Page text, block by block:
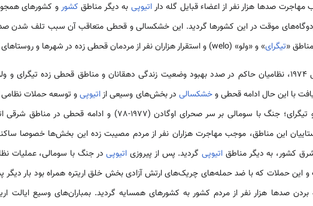
صدها هزار نفر از اعضاء قبایل گله داراتیوپیبه دیگر مناطق کشورو کشورهای
موقت در این کشورها گردید. این خشکسالی و قحطی متعاقب آن سبب تلف شدن
تیگرای» و «ولو» (welo) و استقرار هزاران نفر از مردمان قحطی زده در شهرها و روستاهای کشور شد.
پس از کودتای سال 1974، نظامیان حاکم در صدد بهبود وضعیت زندگی دهقانان و مناطق قحطی زده
با این حال ادامه قحطی وخشکسالی در بخش‌های وسیعی ازاتیوپیو توسعه حملات
این مناطق، موجب مهاجرت هزاران نفر از مردم مصیبت زده این بخش‌ها خصوصا
کشور، به دیگر مناطق اتیوپی گردید. پس از پیروزی اتیوپیدر جنگ با سومالی، عملیات
و این حملات که با ضد حمله‌های چریک‌های ارتش آزادی بخش خلق اریتره همراه بود بار دیگر
صدها هزار نفر از مردم کشور به کشورهای همسایه گردید. بمباران‌های وسیع ایالت